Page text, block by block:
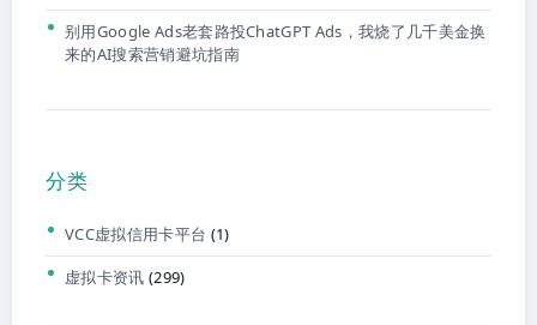
别用Google Ads老套路投ChatGPT Ads，我烧了几千美金换
来的AI搜索营销避坑指南
分类
VCC虚拟信用卡平台 (1)
虚拟卡资讯 (299)